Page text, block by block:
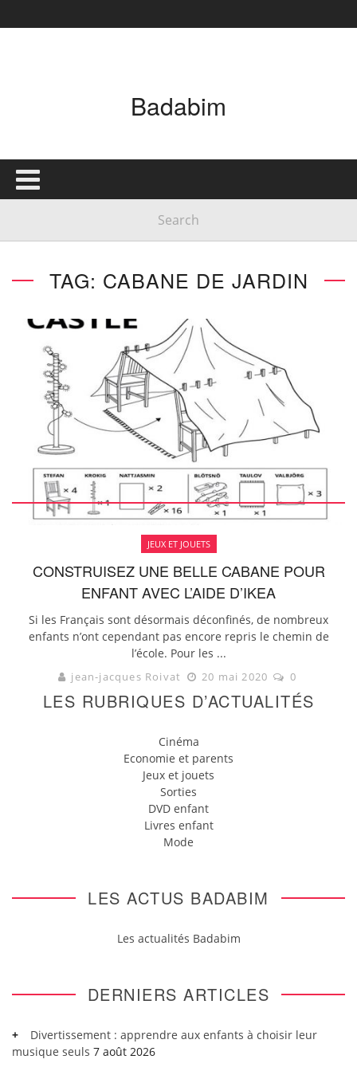
Badabim
TAG: CABANE DE JARDIN
JEUX ET JOUETS
CONSTRUISEZ UNE BELLE CABANE POUR
ENFANT AVEC L’AIDE D’IKEA
Si les Français sont désormais déconfinés, de nombreux
enfants n’ont cependant pas encore repris le chemin de
l’école. Pour les ...
jean-jacques Roivat 20 mai 2020 0
LES RUBRIQUES D’ACTUALITÉS
Cinéma
Economie et parents
Jeux et jouets
Sorties
DVD enfant
Livres enfant
Mode
LES ACTUS BADABIM
Les actualités Badabim
DERNIERS ARTICLES
Divertissement : apprendre aux enfants à choisir leur
musique seuls 7 août 2026